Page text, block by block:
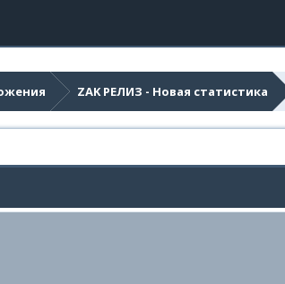
ZAK РЕЛИЗ - Новая статистика